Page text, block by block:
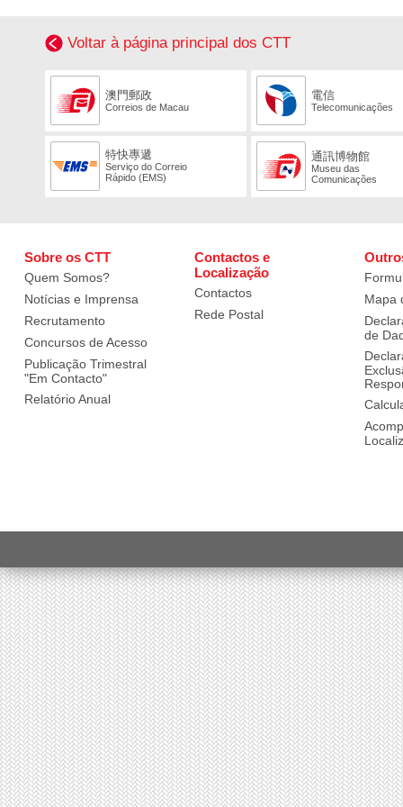
Voltar à página principal dos CTT
澳門郵政
Correios de Macau
電信
Telecomunicações
特快專遞
Serviço do Correio
Rápido (EMS)
通訊博物館
Museu das
Comunicações
Sobre os CTT
Quem Somos?
Notícias e Imprensa
Recrutamento
Concursos de Acesso
Publicação Trimestral
"Em Contacto"
Relatório Anual
Contactos e
Localização
Contactos
Rede Postal
Mapa
de